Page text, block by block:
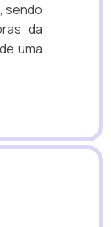
sendo
da
uma